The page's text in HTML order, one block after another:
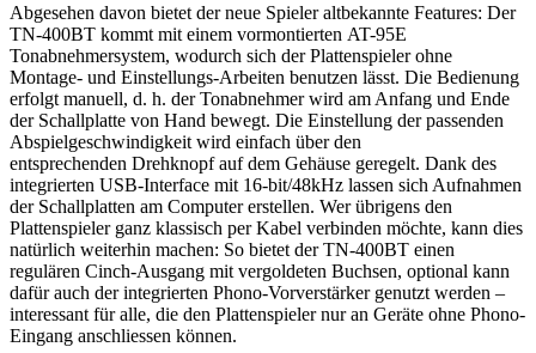
Abgesehen davon bietet der neue Spieler altbekannte Features: Der
TN-400BT kommt mit einem vormontierten AT-95E
Tonabnehmersystem, wodurch sich der Plattenspieler ohne
Montage- und Einstellungs-Arbeiten benutzen lässt. Die Bedienung
erfolgt manuell, d. h. der Tonabnehmer wird am Anfang und Ende
der Schallplatte von Hand bewegt. Die Einstellung der passenden
Abspielgeschwindigkeit wird einfach über den
entsprechenden Drehknopf auf dem Gehäuse geregelt. Dank des
integrierten USB-Interface mit 16-bit/48kHz lassen sich Aufnahmen
der Schallplatten am Computer erstellen. Wer übrigens den
Plattenspieler ganz klassisch per Kabel verbinden möchte, kann dies
natürlich weiterhin machen: So bietet der TN-400BT einen
regulären Cinch-Ausgang mit vergoldeten Buchsen, optional kann
dafür auch der integrierten Phono-Vorverstärker genutzt werden –
interessant für alle, die den Plattenspieler nur an Geräte ohne Phono-
Eingang anschliessen können.